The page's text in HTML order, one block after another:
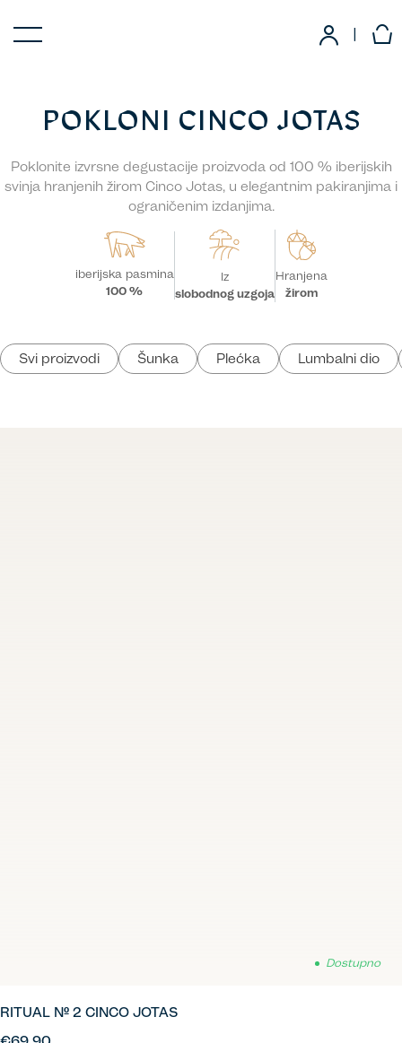
POKLONI CINCO JOTAS
Poklonite izvrsne degustacije proizvoda od 100 % iberijskih
svinja hranjenih žirom Cinco Jotas, u elegantnim pakiranjima i
ograničenim izdanjima.
iberijska pasmina
100 %
Iz
slobodnog uzgoja
Hranjena
žirom
Svi proizvodi Šunka Plećka Lumbalni dio
Dostupno
RITUAL Nº 2 CINCO JOTAS